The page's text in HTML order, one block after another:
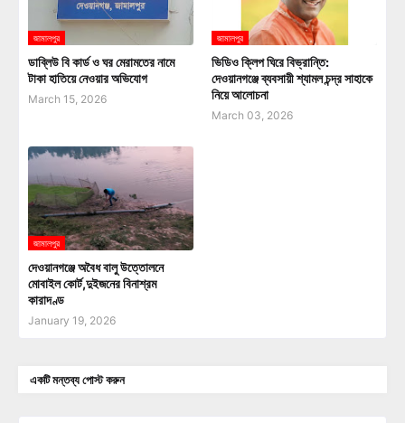
জামালপুর
ডাব্লিউ বি কার্ড ও ঘর মেরামতের নামে
টাকা হাতিয়ে নেওয়ার অভিযোগ
March 15, 2026
জামালপুর
ভিডিও ক্লিপ ঘিরে বিভ্রান্তি:
দেওয়ানগঞ্জে ব্যবসায়ী শ্যামল চন্দ্র সাহাকে
নিয়ে আলোচনা
March 03, 2026
জামালপুর
দেওয়ানগঞ্জে অবৈধ বালু উত্তোলনে
মোবাইল কোর্ট,দুইজনের বিনাশ্রম
কারাদণ্ড
January 19, 2026
একটি মন্তব্য পোস্ট করুন